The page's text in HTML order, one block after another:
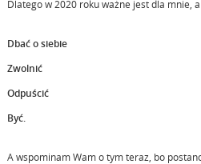
Dlatego w 2020 roku ważne jest dla mnie,
Dbać o siebie
Zwolnić
Odpuścić
Być.
A wspominam Wam o tym teraz, bo